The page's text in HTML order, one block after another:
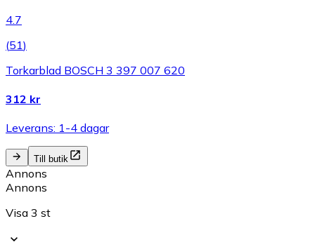
4.7
(51)
Torkarblad BOSCH 3 397 007 620
312 kr
Leverans: 1-4 dagar
Till butik
Annons
Annons
Visa 3 st